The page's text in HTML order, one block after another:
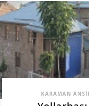
KARAMAN